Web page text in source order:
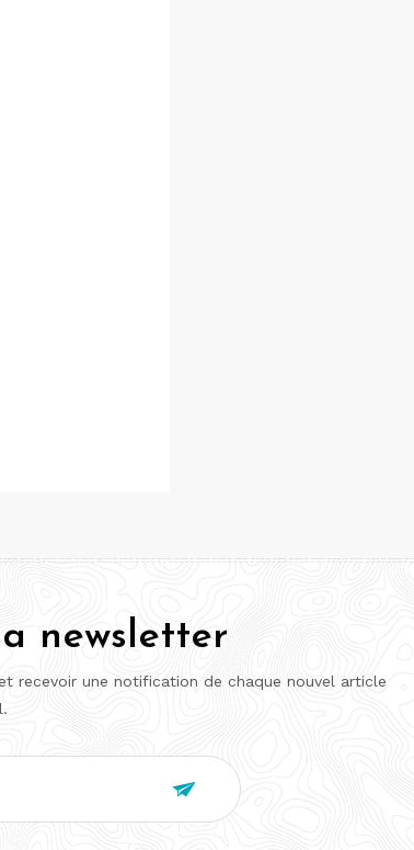
newsletter
recevoir une notification de chaque nouvel article
